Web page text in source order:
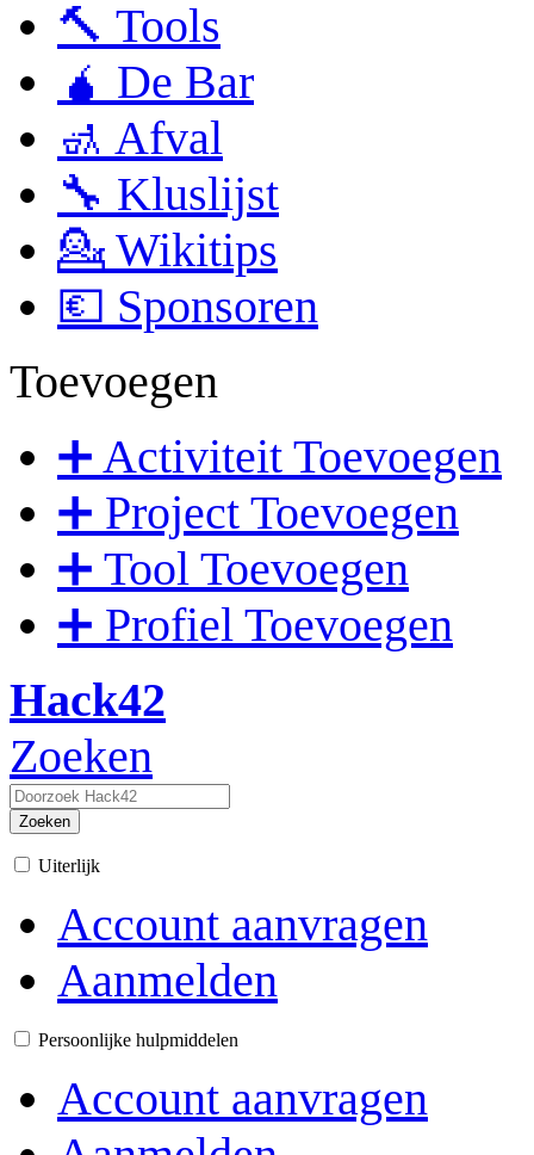
🔨 Tools
🧉 De Bar
🚮 Afval
🔧 Kluslijst
💁 Wikitips
💶 Sponsoren
Toevoegen
➕ Activiteit Toevoegen
➕ Project Toevoegen
➕ Tool Toevoegen
➕ Profiel Toevoegen
Hack42
Zoeken
Zoeken
Uiterlijk
Account aanvragen
Aanmelden
Persoonlijke hulpmiddelen
Account aanvragen